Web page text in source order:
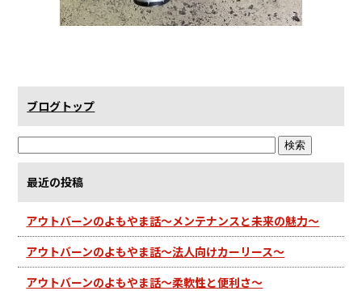
ブログトップ
最近の投稿
アウトバーンのよもやま話～メンテナンスと未来の魅力～
アウトバーンのよもやま話～法人向けカーリース～
アウトバーンのよもやま話～柔軟性と便利さ～